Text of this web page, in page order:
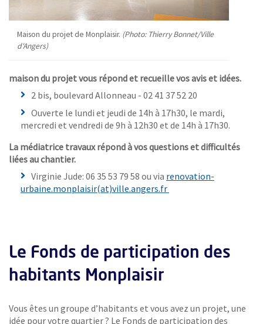
Maison du projet de Monplaisir. (Photo: Thierry Bonnet/Ville
d'Angers)
maison du projet vous répond et recueille vos avis et idées.
2 bis, boulevard Allonneau - 02 41 37 52 20
Ouverte le lundi et jeudi de 14h à 17h30, le mardi,
mercredi et vendredi de 9h à 12h30 et de 14h à 17h30.
La médiatrice travaux répond à vos questions et difficultés
liées au chantier.
Virginie Jude: 06 35 53 79 58 ou via renovation-
urbaine.monplaisir(at)ville.angers.fr
Le Fonds de participation des
habitants Monplaisir
Vous êtes un groupe d’habitants et vous avez un projet, une
idée pour votre quartier ? Le Fonds de participation des